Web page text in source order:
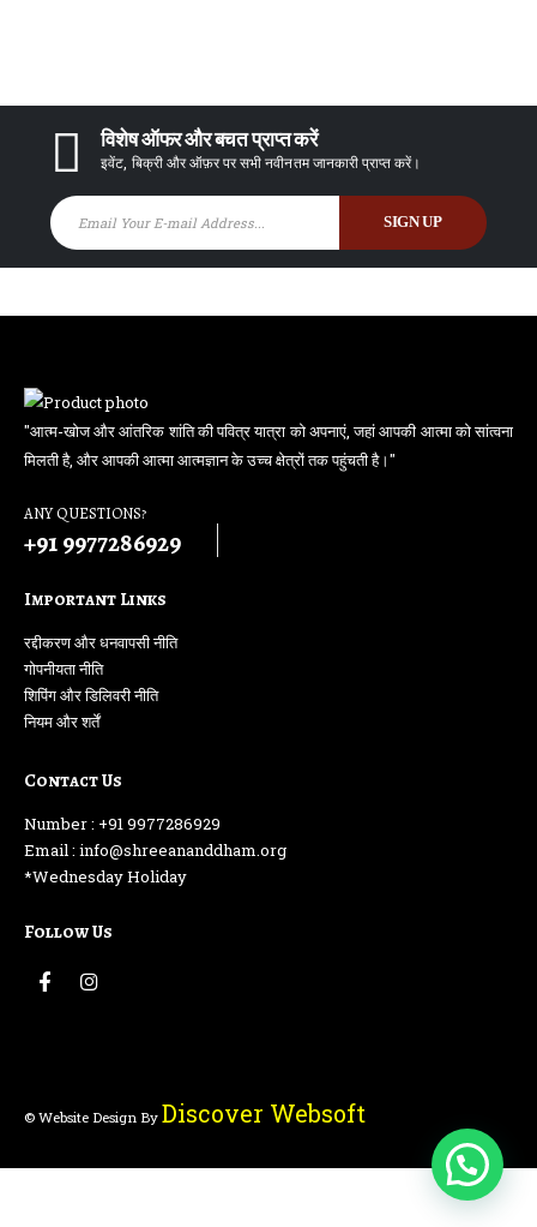
विशेष ऑफर और बचत प्राप्त करें
इवेंट, बिक्री और ऑफ़र पर सभी नवीनतम जानकारी प्राप्त करें।
"आत्म-खोज और आंतरिक शांति की पवित्र यात्रा को अपनाएं, जहां आपकी आत्मा को सांत्वना
मिलती है, और आपकी आत्मा आत्मज्ञान के उच्च क्षेत्रों तक पहुंचती है।"
ANY QUESTIONS?
+91 9977286929
Important Links
रद्दीकरण और धनवापसी नीति
गोपनीयता नीति
शिपिंग और डिलिवरी नीति
नियम और शर्तें
Contact Us
Number : +91 9977286929
Email : info@shreeananddham.org
*Wednesday Holiday
Follow Us
© Website Design By Discover Websoft